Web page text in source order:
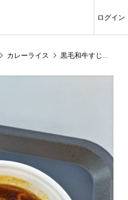
ログイン
カレーライス 黒毛和牛すじカレー（甘口）を食べました☆